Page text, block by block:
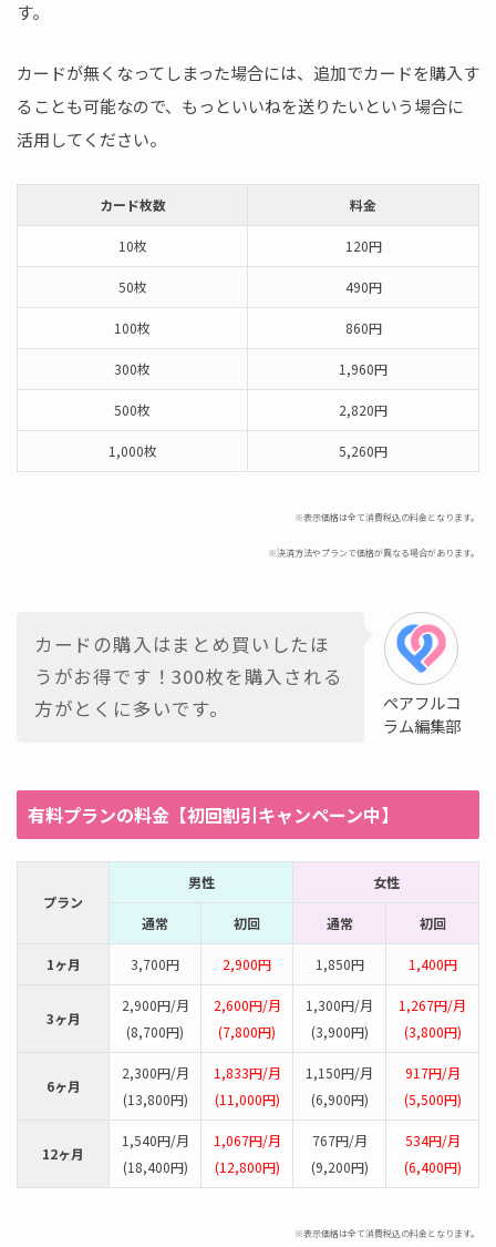
す。
カードが無くなってしまった場合には、追加でカードを購入す
ることも可能なので、もっといいねを送りたいという場合に
活用してください。
カード枚数 料金
10枚 120円
50枚 490円
100枚 860円
300枚 1,960円
500枚 2,820円
1,000枚 5,260円
※表示価格は全て消費税込の料金となります。
※決済方法やプランで価格が異なる場合があります。
ペアフルコ
ラム編集部
カードの購入はまとめ買いしたほ
うがお得です！300枚を購入される
方がとくに多いです。
有料プランの料金【初回割引キャンペーン中】
プラン
男性 女性
通常 初回 通常 初回
1ヶ月 3,700円 2,900円 1,850円 1,400円
3ヶ月
2,900円/月
(8,700円)
2,600円/月
(7,800円)
1,300円/月
(3,900円)
1,267円/月
(3,800円)
6ヶ月
2,300円/月
(13,800円)
1,833円/月
(11,000円)
1,150円/月
(6,900円)
917円/月
(5,500円)
12ヶ月
1,540円/月
(18,400円)
1,067円/月
(12,800円)
767円/月
(9,200円)
534円/月
(6,400円)
※表示価格は全て消費税込の料金となります。